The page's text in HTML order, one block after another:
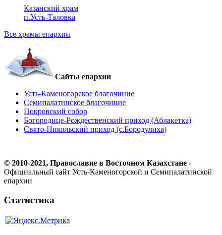
Казанский храм
п.Усть-Таловка
Все храмы епархии
Сайты епархии
Усть-Каменогорское благочиние
Семипалатинское благочиние
Покровский собор
Богородице-Рождественский приход (Аблакетка)
Свято-Никольский приход (с.Бородулиха)
© 2010-2021, Православие в Восточном Казахстане -
Официальный сайт Усть-Каменогорской и Семипалатинской
епархии
Статистика